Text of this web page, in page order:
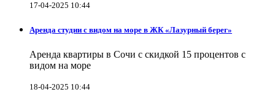
17-04-2025 10:44
Аренда студии с видом на море в ЖК «Лазурный берег»
Аренда квартиры в Сочи с скидкой 15 процентов с
видом на море
18-04-2025 10:44